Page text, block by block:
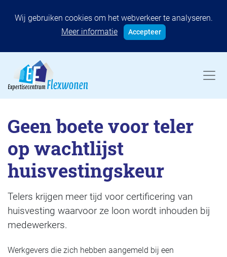
Wij gebruiken cookies om het webverkeer te analyseren.
Meer informatie
Accepteer
Geen boete voor teler
op wachtlijst
huisvestingskeur
Telers krijgen meer tijd voor certificering van
huisvesting waarvoor ze loon wordt inhouden bij
medewerkers.
Werkgevers die zich hebben aangemeld bij een